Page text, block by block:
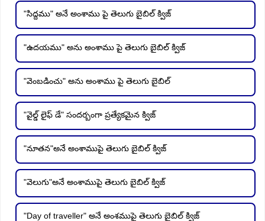
"సిద్దము" అనే అంశాము పై తెలుగు బైబిల్ క్విజ్
"ఉదయము" అను అంశాము పై తెలుగు బైబిల్ క్విజ్
"వెంబడించు" అను అంశాము పై తెలుగు బైబిల్
"వైల్డ్ లైఫ్ డే" సందర్బంగా ప్రత్యేకమైన క్విజ్
"నూతన"అనే అంశాముపై తెలుగు బైబిల్ క్విజ్
"వెలుగు"అనే అంశాముపై తెలుగు బైబిల్ క్విజ్
"Day of traveller" అనే అంశముపై తెలుగు బైబిల్ క్విజ్